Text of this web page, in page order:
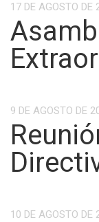
17 DE AGOSTO DE
9 DE AGOSTO DE
10 DE AGOSTO DE